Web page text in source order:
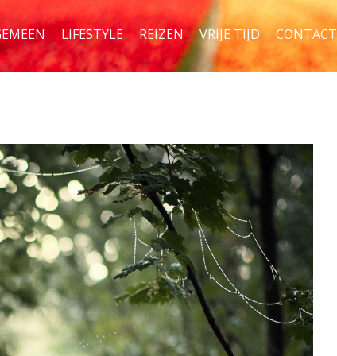
LIFESTYLE REIZEN VRIJE TIJD CONTACT